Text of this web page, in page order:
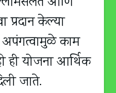
प्रदान केल्या
काम
ही योजना आर्थिक
जाते.